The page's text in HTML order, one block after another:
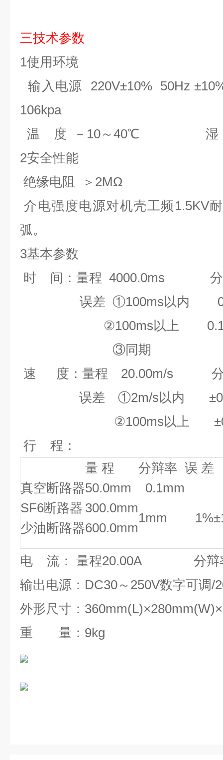
三技术参数
1使用环境
输入电源
220V±10% 50Hz±
106kpa
温
度 － 10～40℃
湿
2安全性能
绝缘电阻
＞ 2MΩ
介电强度电源对机壳工频1.5KV
弧。
3基本参数
时
间：量程 4000.0ms
误差 ①100ms以内
②100ms以上
③同期
速
度：量程 20.00m/s
误差 ①2m/s以内 ±
②100ms以上 ±
行
程：
量 程 分辩率 误 差
真空断路器50.0mm
0.1mm
1%±
SF6断路器 300.0mm
1mm
少油断路器600.0mm
电 流： 量程20.00A 分辩
输出电源： DC30～ 250V数字可调/
外形尺寸： 360mm(L)×280mm(W)×
重 量： 9kg